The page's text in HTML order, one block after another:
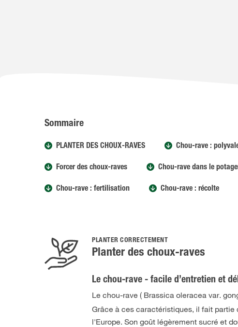
Sommaire
PLANTER DES CHOUX-RAVES Chou-rave :
Forcer des choux-raves Chou-rave dans le
Chou-rave : fertilisation Chou-rave : récolte
PLANTER CORRECTEMENT
Planter des choux-raves
Le chou-rave - facile d’entretien et
Le chou-rave ( Brassica oleracea var.
Grâce à ces caractéristiques, il fait
l'Europe. Son goût légèrement sucré et